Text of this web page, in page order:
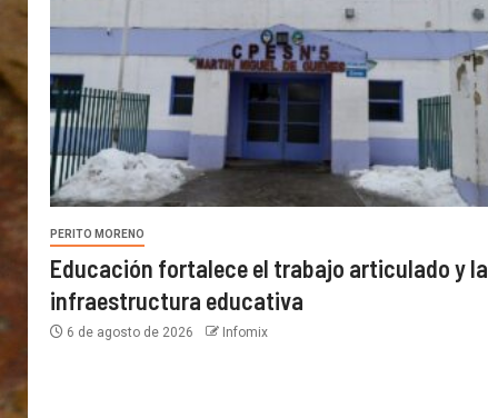
PERITO MORENO
Educación fortalece el trabajo articulado y la
infraestructura educativa
6 de agosto de 2026 Infomix